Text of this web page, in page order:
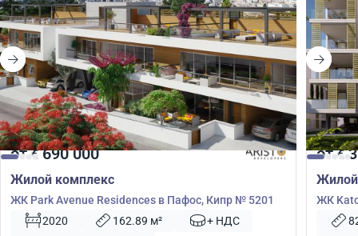
от€690 000
Жилой комплекс
ЖК Park Avenue Residences в Пафос, Кипр № 5201
2020
162.89 м²
+ НДС
от€
ЖК